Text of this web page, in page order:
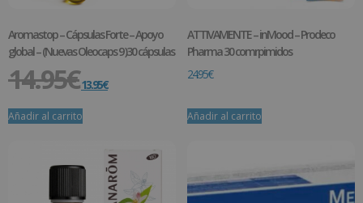
Aromastop – Cápsulas Forte – Apoyo
global – (Nuevas Oleocaps 9 )30 cápsulas
14.95€13.95€
Añadir al carrito
ATTIVAMENTE – inMood – Prodeco
Pharma 30 comrpimidos
24.95€
Añadir al carrito